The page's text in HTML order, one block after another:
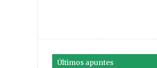
Últimos apuntes